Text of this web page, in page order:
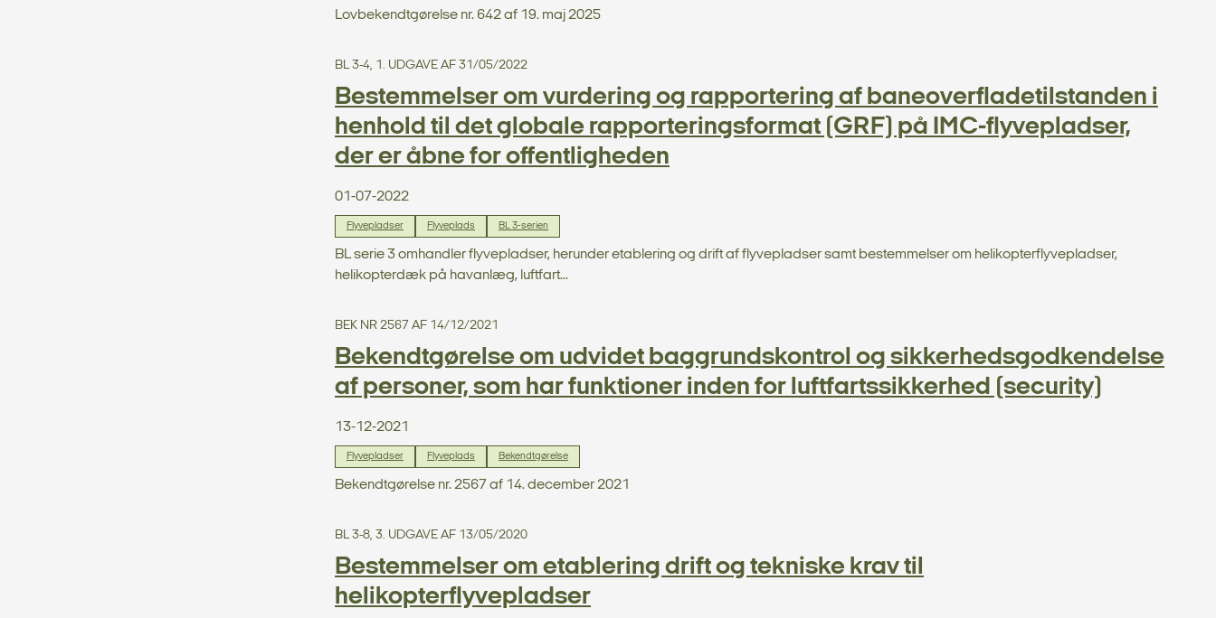
Lovbekendtgørelse nr. 642 af 19. maj 2025
BL 3-4, 1. UDGAVE AF 31/05/2022
Bestemmelser om vurdering og rapportering af baneoverfladetilstanden i
henhold til det globale rapporteringsformat (GRF) på IMC-flyvepladser,
der er åbne for offentligheden
01-07-2022
Flyvepladser Flyveplads BL 3-serien
BL serie 3 omhandler flyvepladser, herunder etablering og drift af flyvepladser samt bestemmelser om helikopterflyvepladser,
helikopterdæk på havanlæg, luftfart...
BEK NR 2567 AF 14/12/2021
Bekendtgørelse om udvidet baggrundskontrol og sikkerhedsgodkendelse
af personer, som har funktioner inden for luftfartssikkerhed (security)
13-12-2021
Flyvepladser Flyveplads Bekendtgørelse
Bekendtgørelse nr. 2567 af 14. december 2021
BL 3-8, 3. UDGAVE AF 13/05/2020
Bestemmelser om etablering drift og tekniske krav til
helikopterflyvepladser